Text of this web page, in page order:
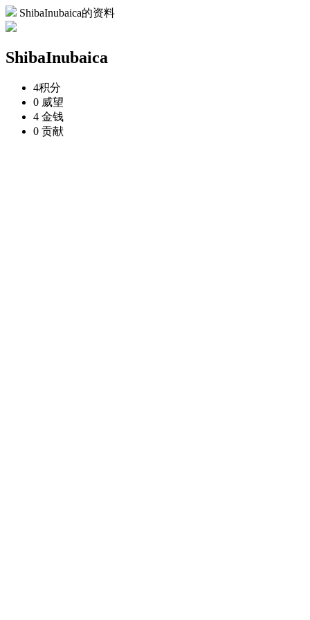
ShibaInubaica的资料
ShibaInubaica
4积分
0 威望
4 金钱
0 贡献